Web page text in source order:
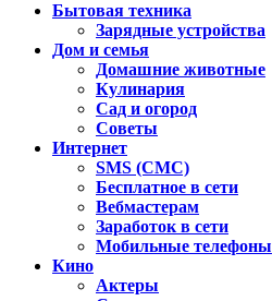
Бытовая техника
Зарядные устройства
Дом и семья
Домашние животные
Кулинария
Сад и огород
Советы
Интернет
SMS (СМС)
Бесплатное в сети
Вебмастерам
Заработок в сети
Мобильные телефоны
Кино
Актеры